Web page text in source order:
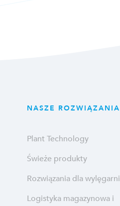
NASZE ROZWIĄZANIA
Plant Technology
Świeże produkty
Rozwiązania dla wylęgarni
Logistyka magazynowa i